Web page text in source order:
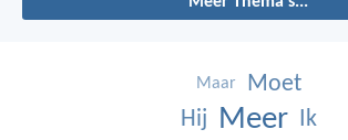
Maar
Moet
Hij Meer Ik